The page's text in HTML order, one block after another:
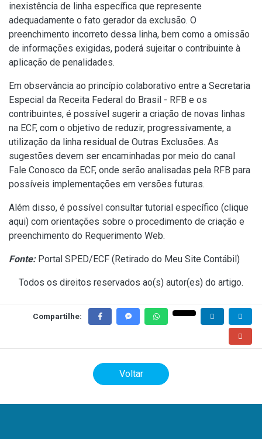
inexistência de linha específica que represente
adequadamente o fato gerador da exclusão. O
preenchimento incorreto dessa linha, bem como a omissão
de informações exigidas, poderá sujeitar o contribuinte à
aplicação de penalidades.
Em observância ao princípio colaborativo entre a Secretaria
Especial da Receita Federal do Brasil - RFB e os
contribuintes, é possível sugerir a criação de novas linhas
na ECF, com o objetivo de reduzir, progressivamente, a
utilização da linha residual de Outras Exclusões. As
sugestões devem ser encaminhadas por meio do canal
Fale Conosco da ECF, onde serão analisadas pela RFB para
possíveis implementações em versões futuras.
Além disso, é possível consultar tutorial específico (clique
aqui) com orientações sobre o procedimento de criação e
preenchimento do Requerimento Web.
Fonte:Portal SPED/ECF ( Retirado do Meu Site Contábil )
Todos os direitos reservados ao(s) autor(es) do artigo.
Compartilhe:
Voltar